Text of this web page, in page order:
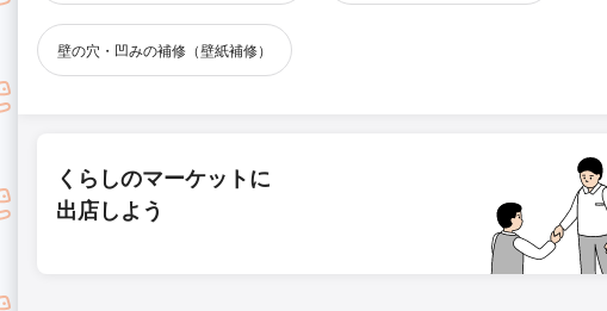
壁の穴・凹みの補修（壁紙補修）
くらしのマーケットに
出店しよう